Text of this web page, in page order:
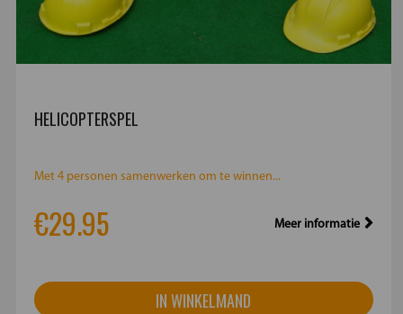
HELICOPTERSPEL
Met 4 personen samenwerken om te winnen...
€29.95 Meer informatie
IN WINKELMAND